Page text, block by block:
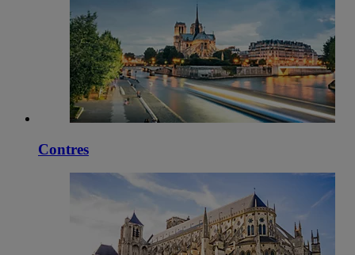
Contres